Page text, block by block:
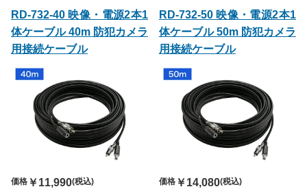
RD-732-40 映像・電源2本1
体ケーブル 40m 防犯カメラ
用接続ケーブル
価格 ￥11,990(税込)
RD-732-50 映像・電源2本1
体ケーブル 50m 防犯カメラ
用接続ケーブル
価格￥14,080(税込)